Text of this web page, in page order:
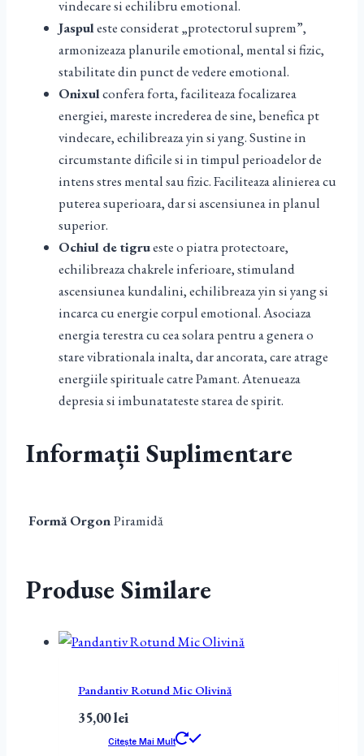
vindecare si echilibru emotional.
Jaspuleste considerat „protectorul suprem”,
armonizeaza planurile emotional, mental si fizic,
stabilitate din punct de vedere emotional.
Onixulconfera forta, faciliteaza focalizarea
energiei, mareste increderea de sine, benefica pt
vindecare, echilibreaza yin si yang. Sustine in
circumstante dificile si in timpul perioadelor de
intens stres mental sau fizic. Faciliteaza alinierea cu
puterea superioara, dar si ascensiunea in planul
superior.
Ochiul de tigrueste o piatra protectoare,
echilibreaza chakrele inferioare, stimuland
ascensiunea kundalini, echilibreaza yin si yang si
incarca cu energie corpul emotional. Asociaza
energia terestra cu cea solara pentru a genera o
stare vibrationala inalta, dar ancorata, care atrage
energiile spirituale catre Pamant. Atenueaza
depresia si imbunatateste starea de spirit.
Informații Suplimentare
Formă OrgonPiramidă
Produse Similare
Pandantiv Rotund Mic Olivină
35,00lei
Citește Mai Mult